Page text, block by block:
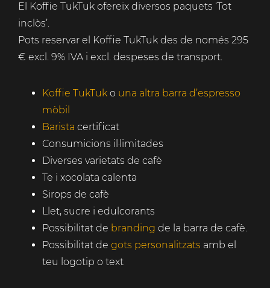
El Koffie TukTuk ofereix diversos paquets ‘Tot
inclòs’.
Pots reservar el Koffie TukTuk des de només 295
€ excl. 9% IVA i excl. despeses de transport.
Koffie TukTuk o una altra barra d’espresso
mòbil
Barista certificat
Consumicions il·limitades
Diverses varietats de cafè
Te i xocolata calenta
Sirops de cafè
Llet, sucre i edulcorants
Possibilitat de branding de la barra de cafè.
Possibilitat de gots personalitzats amb el
teu logotip o text